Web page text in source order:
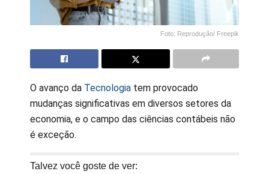
Foto: Reprodução/ Freepik
O avanço da Tecnologia tem provocado
mudanças significativas em diversos setores da
economia, e o campo das ciências contábeis não
é exceção.
Talvez você goste de ver: